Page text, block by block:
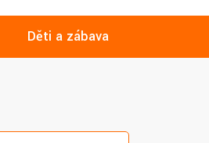
Děti a zábava